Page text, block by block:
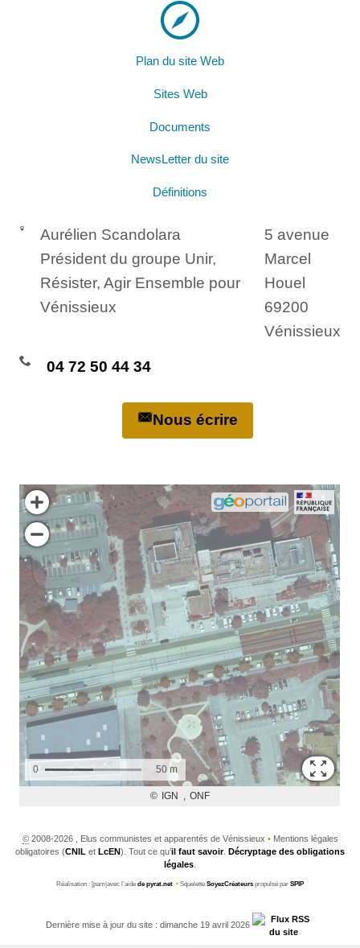
Plan du site Web
Sites Web
Documents
NewsLetter du site
Définitions
Aurélien Scandolara
Président du groupe Unir,
Résister, Agir Ensemble pour
Vénissieux
5 avenue
Marcel
Houel
69200
Vénissieux
04 72 50 44 34
Nous écrire
©2008-2026 , Elus communistes et apparentés de Vénissieux •Mentions légales
obligatoires (CNIL et LcEN). Tout ce qu’il faut savoir. Décryptage des obligations
légales
Réalisation : [pam|avec l’aide de pyrat.net • Squelette SoyezCréateurs propulsé par SPIP
Dernière mise à jour du site : dimanche 19 avril 2026